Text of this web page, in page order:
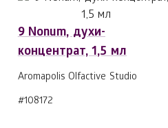
9 Nonum, духи-
концентрат, 1,5 мл
Aromapolis Olfactive Studio
#108172